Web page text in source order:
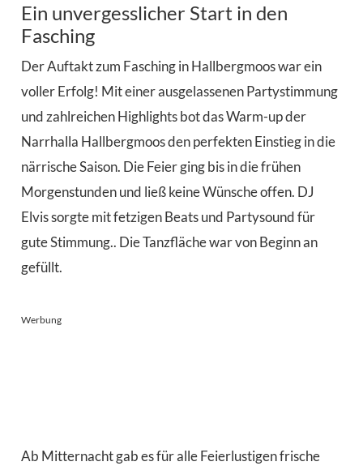
Ein unvergesslicher Start in den
Fasching
Der Auftakt zum Fasching in Hallbergmoos war ein
voller Erfolg! Mit einer ausgelassenen Partystimmung
und zahlreichen Highlights bot das Warm-up der
Narrhalla Hallbergmoos den perfekten Einstieg in die
närrische Saison. Die Feier ging bis in die frühen
Morgenstunden und ließ keine Wünsche offen. DJ
Elvis sorgte mit fetzigen Beats und Partysound für
gute Stimmung.. Die Tanzfläche war von Beginn an
gefüllt.
Werbung
Ab Mitternacht gab es für alle Feierlustigen frische